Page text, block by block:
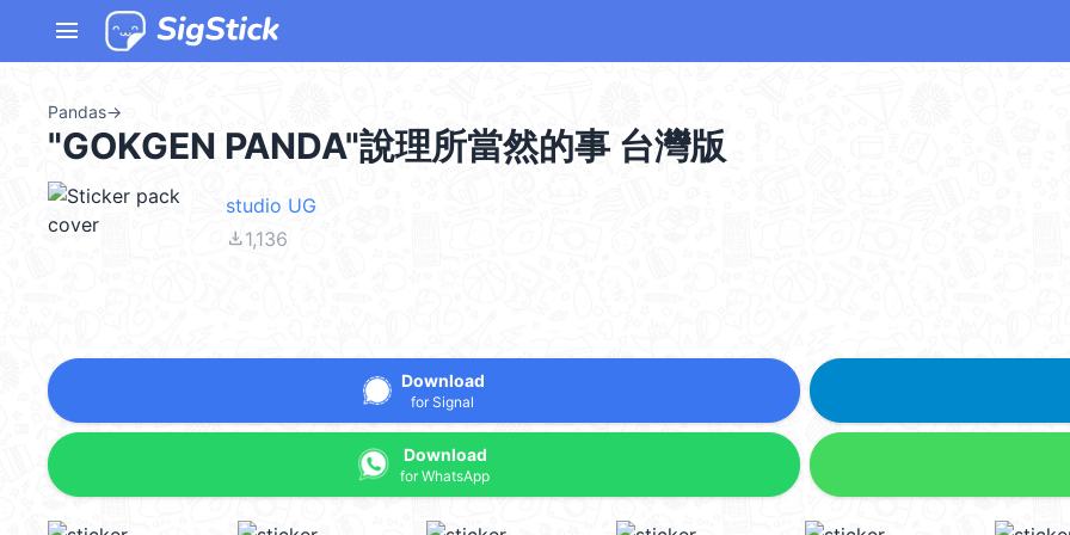
menu
Pandas→
"GOKGEN PANDA"說理所當然的事 台灣版
studio UG
file_download1,136
Download
for Signal
Download
for WhatsApp